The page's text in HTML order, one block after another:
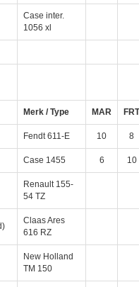
Case inter.
1056 xl
Merk / Type MAR FRT
Fendt 611-E 10 8
Case 1455 6 10
Renault 155-
54 TZ
Claas Ares
616 RZ
New Holland
TM 150